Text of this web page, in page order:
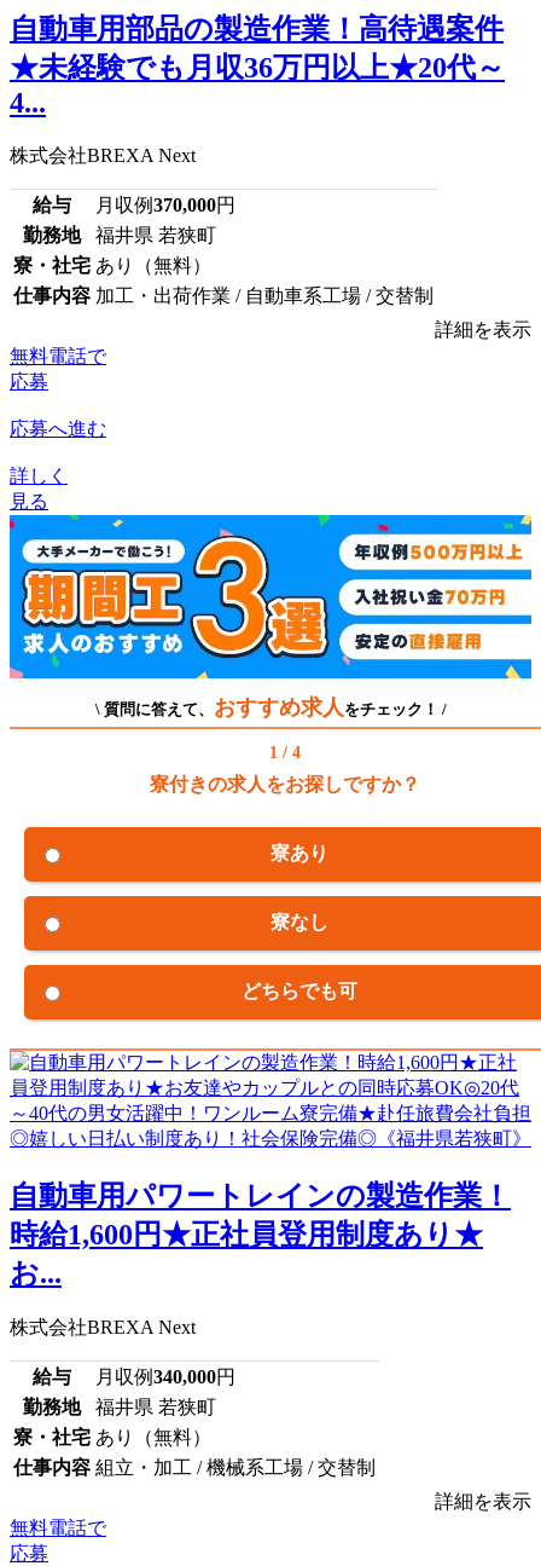
自動車用部品の製造作業！高待遇案件
★未経験でも月収36万円以上★20代～
4...
株式会社BREXA Next
給与 月収例370,000円
勤務地
福井県 若狭町
寮・社宅 あり（無料）
仕事内容 加工・出荷作業 / 自動車系工場 / 交替制
詳細を表示
無料電話で
応募
応募へ進む
詳しく
見る
\ 質問に答えて、 おすすめ求人 をチェック！ /
1 / 4
寮付きの求人をお探しですか？
寮あり
寮なし
どちらでも可
⾃動⾞⽤パワートレインの製造作業！
時給1,600円★正社員登用制度あり★
お...
株式会社BREXA Next
給与 月収例340,000円
勤務地
福井県 若狭町
寮・社宅 あり（無料）
仕事内容 組立・加工 / 機械系工場 / 交替制
詳細を表示
無料電話で
応募